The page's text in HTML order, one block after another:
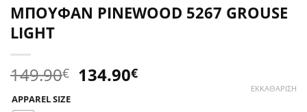
ΜΠΟΥΦΑΝ PINEWOOD 5267 GROUSE
LIGHT
149.90€ Original
134.90€Η
APPAREL SIZE
ΕΚΚΑΘΆΡΙΣΗ